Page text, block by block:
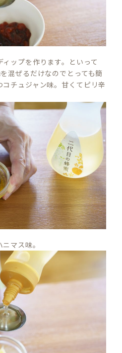
ップを作ります。といって
混ぜるだけなのでとっても簡
チュジャン味。甘くてピリ辛
マス味。